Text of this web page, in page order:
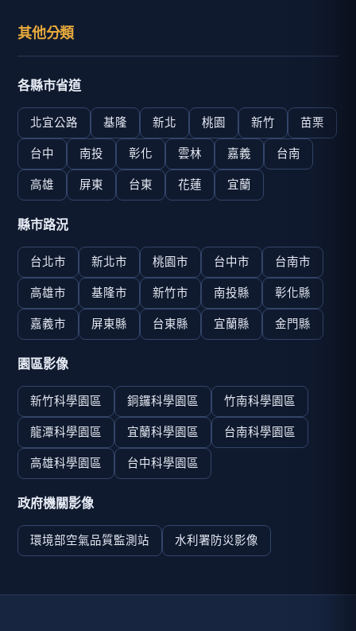
其他分類
各縣市省道
北宜公路 基隆 新北 桃園 新竹 苗栗
台中 南投 彰化 雲林 嘉義 台南
高雄 屏東 台東 花蓮 宜蘭
縣市路況
台北市 新北市 桃園市 台中市 台南市
高雄市 基隆市 新竹市 南投縣 彰化縣
嘉義市 屏東縣 台東縣 宜蘭縣 金門縣
園區影像
新竹科學園區 銅鑼科學園區 竹南科學園區
龍潭科學園區 宜蘭科學園區 台南科學園區
高雄科學園區 台中科學園區
政府機關影像
環境部空氣品質監測站 水利署防災影像